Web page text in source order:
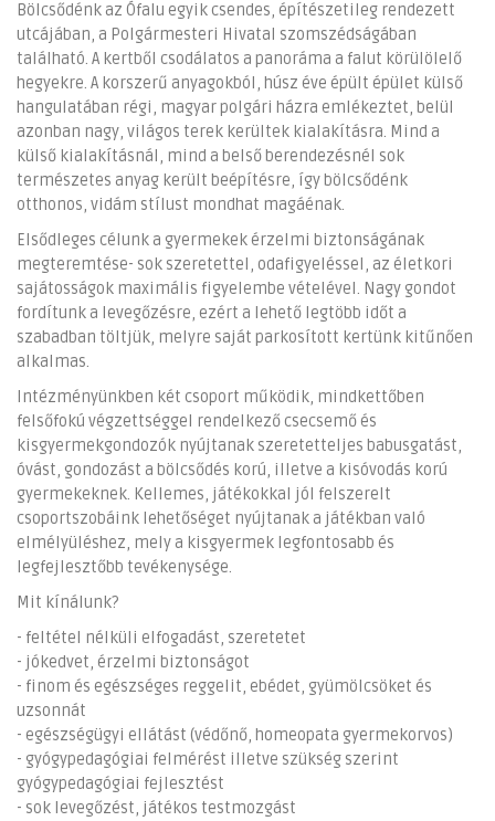
Bölcsődénk az Ófalu egyik csendes, építészetileg rendezett
utcájában, a Polgármesteri Hivatal szomszédságában
található. A kertből csodálatos a panoráma a falut körülölelő
hegyekre. A korszerű anyagokból, húsz éve épült épület külső
hangulatában régi, magyar polgári házra emlékeztet, belül
azonban nagy, világos terek kerültek kialakításra. Mind a
külső kialakításnál, mind a belső berendezésnél sok
természetes anyag került beépítésre, így bölcsődénk
otthonos, vidám stílust mondhat magáénak.
Elsődleges célunk a gyermekek érzelmi biztonságának
megteremtése- sok szeretettel, odafigyeléssel, az életkori
sajátosságok maximális figyelembe vételével. Nagy gondot
fordítunk a levegőzésre, ezért a lehető legtöbb időt a
szabadban töltjük, melyre saját parkosított kertünk kitűnően
alkalmas.
Intézményünkben két csoport működik, mindkettőben
felsőfokú végzettséggel rendelkező csecsemő és
kisgyermekgondozók nyújtanak szeretetteljes babusgatást,
óvást, gondozást a bölcsődés korú, illetve a kisóvodás korú
gyermekeknek. Kellemes, játékokkal jól felszerelt
csoportszobáink lehetőséget nyújtanak a játékban való
elmélyüléshez, mely a kisgyermek legfontosabb és
legfejlesztőbb tevékenysége.
Mit kínálunk?
- feltétel nélküli elfogadást, szeretetet
- jókedvet, érzelmi biztonságot
- finom és egészséges reggelit, ebédet, gyümölcsöket és
uzsonnát
- egészségügyi ellátást (védőnő, homeopata gyermekorvos)
- gyógypedagógiai felmérést illetve szükség szerint
gyógypedagógiai fejlesztést
- sok levegőzést, játékos testmozgást